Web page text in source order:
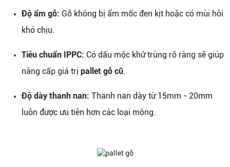
Độ ẩm gỗ: Gỗ không bị ẩm mốc đen kịt hoặc có mùi hôi
khó chịu.
Tiêu chuẩn IPPC: Có dấu mộc khử trùng rõ ràng sẽ giúp
nâng cấp giá trị pallet gỗ cũ.
Độ dày thanh nan: Thanh nan dày từ 15mm - 20mm
luôn được ưu tiên hơn các loại mỏng.